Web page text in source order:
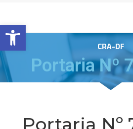
Barra de Ferramentas Aberta
CRA-DF
Portaria Nº
Portaria Nº